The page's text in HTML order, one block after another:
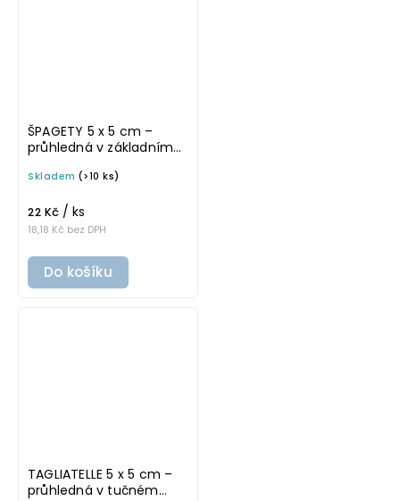
ŠPAGETY 5 x 5 cm –
průhledná v základním
samolepka na
Skladem (>10 ks)
18,18 Kč bez DPH
22 Kč / ks
Do košíku
TAGLIATELLE 5 x 5 cm –
průhledná v tučném